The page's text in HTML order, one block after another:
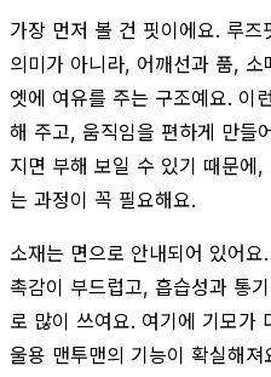
가장 먼저 볼 건 핏이에요. 루
의미가 아니라, 어깨선과 품,
엣에 여유를 주는 구조예요. 이
해 주고, 움직임을 편하게 만들
지면 부해 보일 수 있기 때문에
는 과정이 꼭 필요해요.
소재는 면으로 안내되어 있어
촉감이 부드럽고, 흡습성과 통
로 많이 쓰여요. 여기에 기모가
울용 맨투맨의 기능이 확실해